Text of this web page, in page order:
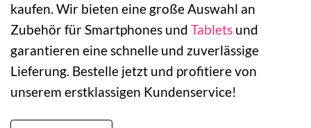
kaufen. Wir bieten eine große Auswahl an
Zubehör für Smartphones und Tablets und
garantieren eine schnelle und zuverlässige
Lieferung. Bestelle jetzt und profitiere von
unserem erstklassigen Kundenservice!